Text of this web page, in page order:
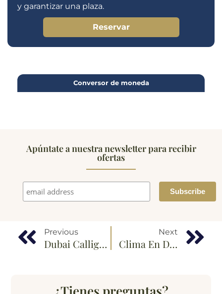
y garantizar una plaza.
Reservar
Conversor de moneda
Apúntate a nuestra newsletter para recibir
ofertas
Previous
Dubai Calligraphy Biennale 2023
Next
Clima En Dubai Durante El Año